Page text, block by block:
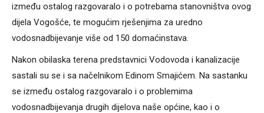
između ostalog razgovaralo i o potrebama stanovništva ovog
dijela Vogošće, te mogućim rješenjima za uredno
vodosnadbijevanje više od 150 domaćinstava.
Nakon obilaska terena predstavnici Vodovoda i kanalizacije
sastali su se i sa načelnikom Edinom Smajićem. Na sastanku
se između ostalog razgovaralo i o problemima
vodosnadbijevanja drugih dijelova naše općine, kao i o